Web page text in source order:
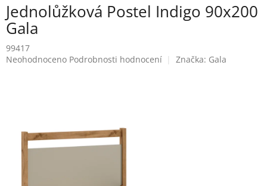
Jednolůžková Postel Indigo 90x200
Gala
99417
Průměrné
hvězdiček.
Neohodnoceno Podrobnosti hodnocení Značka: Gala